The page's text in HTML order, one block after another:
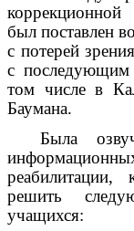
был поставлен
с потерей
с
том числе в
Баумана.
Была
реабилитации,
решить
учащихся: